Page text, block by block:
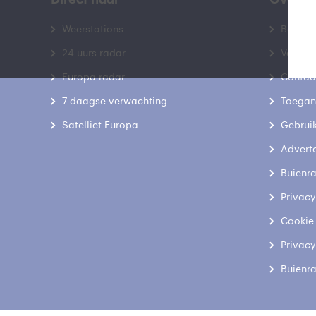
Weerstations
24 uurs radar
Europa radar
7-daagse verwachting
Satelliet Europa